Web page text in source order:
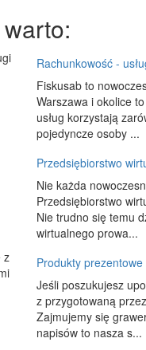
Rachunkowość -
Fiskusab to
Warszawa i okolice
usług korzystają
pojedyncze osoby ...
Przedsiębiorstwo
Nie każda
Przedsiębiorstwo
Nie trudno się temu
wirtualnego prowa...
Produkty
Jeśli poszukujesz
z przygotowaną
Zajmujemy się
napisów to nasza s...